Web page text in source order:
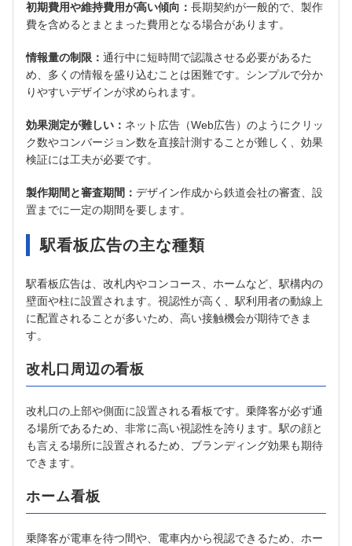
初期費用や維持費用が高い傾向： 長期契約が一般的で、製作
費を含めるとまとまった費用となる場合があります。
情報量の制限： 通行中に短時間で認識させる必要があるた
め、多くの情報を盛り込むことは困難です。シンプルで分か
りやすいデザインが求められます。
効果測定が難しい： ネット広告（Web広告）のようにクリッ
ク数やコンバージョン数を直接計測することが難しく、効果
検証には工夫が必要です。
製作期間と審査期間： デザイン作成から鉄道会社の審査、設
置までに一定の期間を要します。
駅看板広告の主な種類
駅看板広告は、改札内やコンコース、ホームなど、駅構内の
壁面や柱に設置されます。視認性が高く、駅利用者の動線上
に配置されることが多いため、高い接触機会が期待できま
す。
改札口周辺の看板
改札口の上部や側面に設置される看板です。乗降客が必ず通
る場所であるため、非常に高い視認性を誇ります。駅の顔と
も言える場所に設置されるため、ブランディング効果も期待
できます。
ホーム看板
乗降客が電車を待つ間や、電車内から視認できるため、ホー